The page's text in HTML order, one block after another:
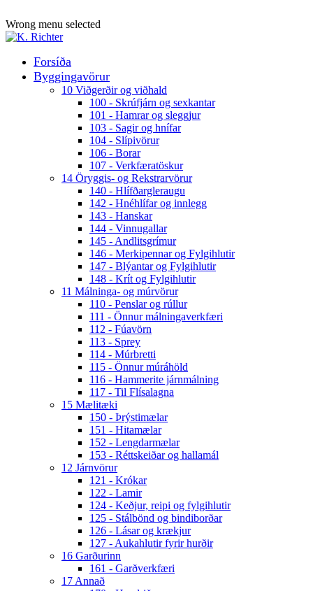
Wrong menu selected
Forsíða
Byggingavörur
10 Viðgerðir og viðhald
100 - Skrúfjárn og sexkantar
101 - Hamrar og sleggjur
103 - Sagir og hnífar
104 - Slípivörur
106 - Borar
107 - Verkfæratöskur
14 Öryggis- og Rekstrarvörur
140 - Hlífðargleraugu
142 - Hnéhlífar og innlegg
143 - Hanskar
144 - Vinnugallar
145 - Andlitsgrímur
146 - Merkipennar og Fylgihlutir
147 - Blýantar og Fylgihlutir
148 - Krít og Fylgihlutir
11 Málninga- og múrvörur
110 - Penslar og rúllur
111 - Önnur málningaverkfæri
112 - Fúavörn
113 - Sprey
114 - Múrbretti
115 - Önnur múráhöld
116 - Hammerite járnmálning
117 - Til Flísalagna
15 Mælitæki
150 - Þrýstimælar
151 - Hitamælar
152 - Lengdarmælar
153 - Réttskeiðar og hallamál
12 Járnvörur
121 - Krókar
122 - Lamir
124 - Keðjur, reipi og fylgihlutir
125 - Stálbönd og bindiborðar
126 - Lásar og krækjur
127 - Aukahlutir fyrir hurðir
16 Garðurinn
161 - Garðverkfæri
17 Annað